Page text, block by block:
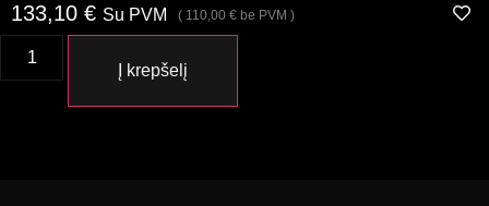
133,10 € Su PVM ( 110,00 € be PVM )
Į krepšelį